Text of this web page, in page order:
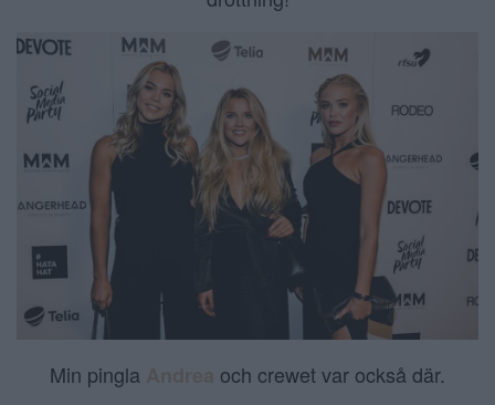
Min pingla och crewet var också där.